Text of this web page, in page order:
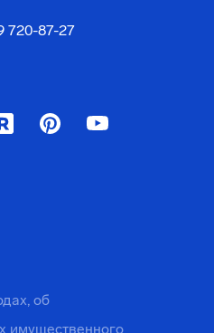
720-87-27
об
имущественного